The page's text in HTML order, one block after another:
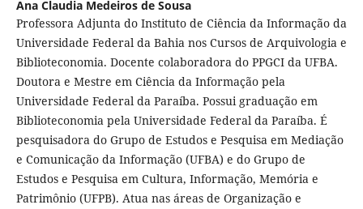
Ana Claudia Medeiros de Sousa
Professora Adjunta do Instituto de Ciência da Informação da
Universidade Federal da Bahia nos Cursos de Arquivologia e
Biblioteconomia. Docente colaboradora do PPGCI da UFBA.
Doutora e Mestre em Ciência da Informação pela
Universidade Federal da Paraíba. Possui graduação em
Biblioteconomia pela Universidade Federal da Paraíba. É
pesquisadora do Grupo de Estudos e Pesquisa em Mediação
e Comunicação da Informação (UFBA) e do Grupo de
Estudos e Pesquisa em Cultura, Informação, Memória e
Patrimônio (UFPB). Atua nas áreas de Organização e